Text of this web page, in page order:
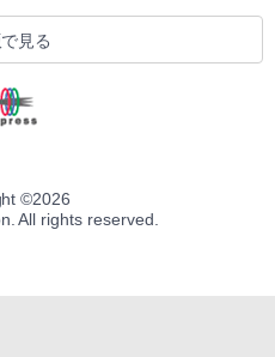
見る
©2026
All rights reserved.